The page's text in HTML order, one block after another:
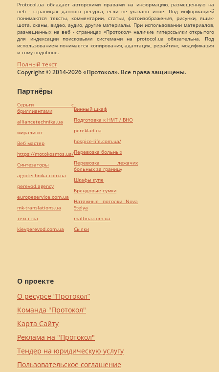
Protocol.ua обладает авторскими правами на информацию, размещенную на
веб - страницах данного ресурса, если не указано иное. Под информацией
понимаются тексты, комментарии, статьи, фотоизображения, рисунки, ящик-
шота, сканы, видео, аудио, другие материалы. При использовании материалов,
размещенных на веб - страницах «Протокол» наличие гиперссылки открытого
для индексации поисковыми системами на protocol.ua обязательна. Под
использованием понимается копирования, адаптация, рерайтинг, модификация
и тому подобное.
Полный текст
Copyright © 2014-2026 «Протокол». Все права защищены.
О проекте
О ресурсе “Протокол”
Команда "Протокол"
Карта Сайту
Реклама на "Протокол"
Тендер на юридическую услугу
Пользовательское соглашение
Партнёры
Серьги с
бриллиантами
alliancetechnika.ua
миралинкс
Веб мастер
https://motokosmos.ua/
Синтезаторы
agrotechnika.com.ua
perevod.agency
europeservice.com.ua
mk-translations.ua
текст юа
kievperevod.com.ua
Винный шкаф
Подготовка к НМТ / ВНО
pereklad.ua
hospice-life.com.ua/
Перевозка больных
Перевозка лежачих
больных за границу
Шкафы купе
Брендовые сумки
Натяжные потолки Nova
Stelya
maltina.com.ua
Cылки